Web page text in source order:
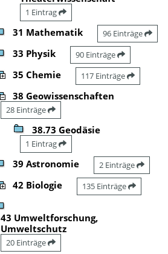
1 Eintrag
31 Mathematik 96 Einträge
33 Physik 90 Einträge
35 Chemie 117 Einträge
38 Geowissenschaften
28 Einträge
38.73 Geodäsie
1 Eintrag
39 Astronomie 2 Einträge
42 Biologie 135 Einträge
43 Umweltforschung,
Umweltschutz
20 Einträge